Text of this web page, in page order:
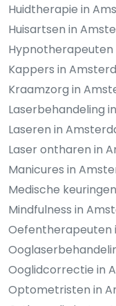
Huidtherapie in
Huisartsen in
Kappers in
Kraamzorg in
Laserbehandeling
Laseren in
Laser ontharen in
Manicures in
Medische
Mindfulness in
Oefentherapeuten
Ooglidcorrectie in
Optometristen in